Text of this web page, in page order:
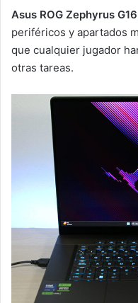
Asus ROG Zephyrus
periféricos y apartados
que cualquier jugador
otras tareas.